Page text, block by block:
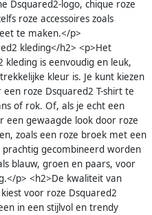
Dsquared2-logo, chique roze
roze accessoires zoals
te maken.</p>
kleding</h2> <p>Het
is eenvoudig en leuk,
kleur is. Je kunt kiezen
roze Dsquared2 T-shirt te
of rok. Of, als je echt een
een gewaagde look door roze
zoals een roze broek met een
prachtig gecombineerd worden
blauw, groen en paars, voor
p> <h2>De kwaliteit van
voor roze Dsquared2
in een stijlvol en trendy